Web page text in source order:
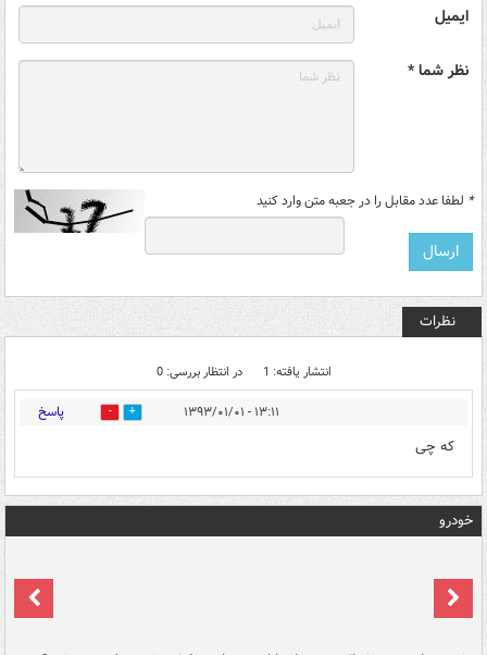
ایمیل
نظر شما *
* لطفا عدد مقابل را در جعبه متن وارد کنید
نظرات
انتشار یافته: 1 در انتظار بررسی: 0
۱۳:۱۱ - ۱۳۹۳/۰۱/۰۱ 0 پاسخ
که چی
خودرو